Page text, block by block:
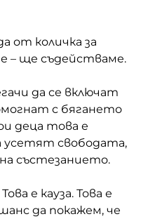
от количка за
– ще съдействаме.
да се включат
с бягането
деца това е
свободата,
състезанието.
е кауза. Това е
да покажем, че